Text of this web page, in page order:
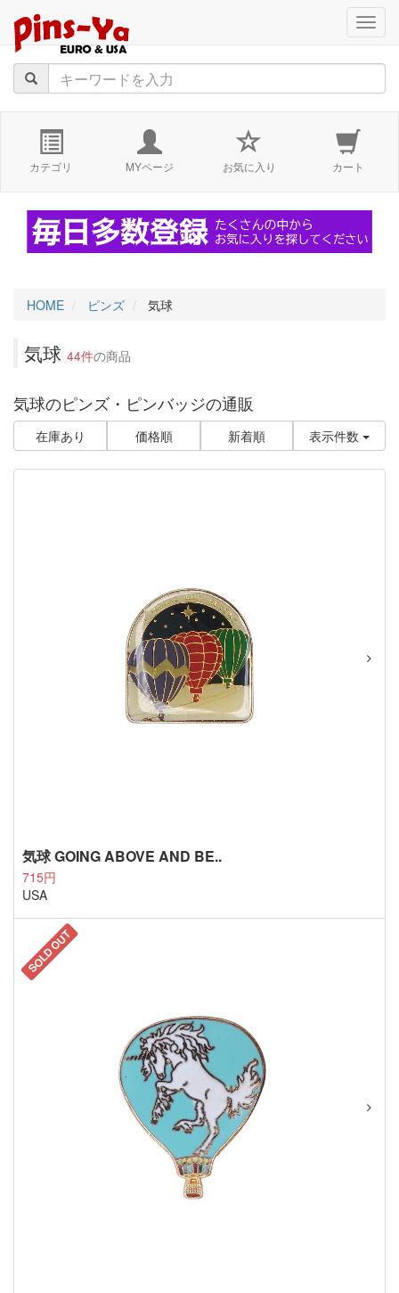
カテゴリ MYページ お気に入り カート
HOME ピンズ 気球
気球 44件の商品
気球のピンズ・ピンバッジの通販
在庫あり 価格順 新着順 表示件数
気球 GOING ABOVE AND BE..
715円
USA
SOLD OUT